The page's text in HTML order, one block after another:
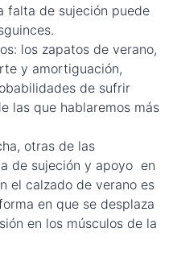
falta de sujeción puede
los zapatos de verano,
y amortiguación,
de sufrir
las que hablaremos más
otras de las
de sujeción y apoyo en
el calzado de verano es
en que se desplaza
en los músculos de la